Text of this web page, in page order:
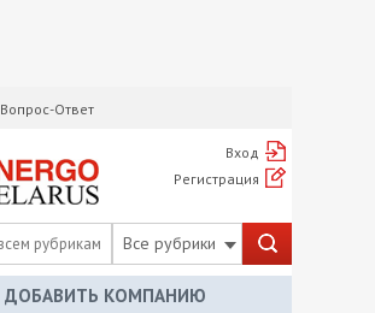
Вопрос-Ответ
Вход
Регистрация
Все рубрики
ДОБАВИТЬ КОМПАНИЮ